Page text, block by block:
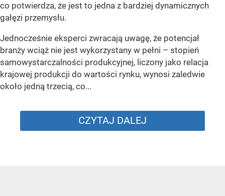
co potwierdza, że jest to jedna z bardziej dynamicznych
gałęzi przemysłu.
Jednocześnie eksperci zwracają uwagę, że potencjał
branży wciąż nie jest wykorzystany w pełni – stopień
samowystarczalności produkcyjnej, liczony jako relacja
krajowej produkcji do wartości rynku, wynosi zaledwie
około jedną trzecią, co...
CZYTAJ DALEJ